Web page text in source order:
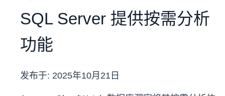
SQL Server 提供按需分析
功能
发布于: 2025年10月21日